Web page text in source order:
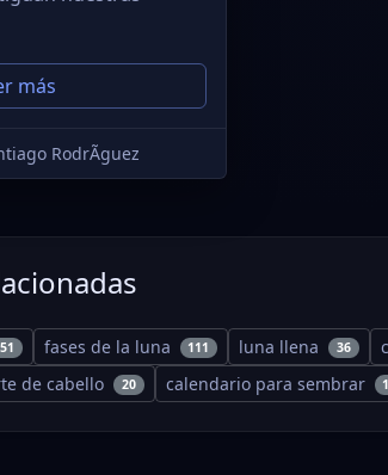
más
RodrÃ­guez
fases de la luna 111 luna llena 36
de cabello 20 calendario para sembrar